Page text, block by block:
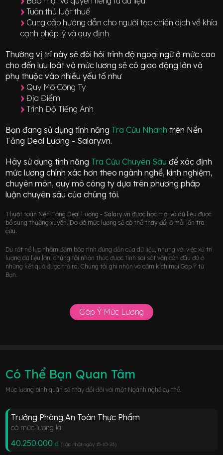
Tuân thủ luật thuế
Cung cấp hướng dẫn cho người tạo chiến dịch về khía
cạnh pháp lý và quy định
Thường vị trí này sẽ đòi hỏi trình độ ngoại ngữ ở mứccao
cho đến lưu loát và mức lương sẽ có giao độnglớn và
phụ thuộc vào nhiều yếu tố như
Quy Mô Công Ty
Địa Điểm
Trình Độ Tiếng Anh
Bạn đang sử dụng tính năng Tra Cứu Nhanh trên Nền
Tảng Deal Lương - Salary.vn.
Hãy sử dụng tính năng Tra Cứu Chuyên Sâuđể xác định
mức lương chính xác hơn theo ngành nghề, kinh nghiệm,
chuyên môn, quy mô công ty dựa trên phương pháp
luận chuyên sâu của chúng tôi.
Thuật toán Nền Tảng Deal Lương - Salary.vn được học mới và dữ liệu được
bổ sung thường xuyên. Do đó mức lương sẽ có thể thay đổi ở mỗi lần tra
cứu.
Dù rất nổ lực nhằm đảm bảo tính đúng đắn của dữ liệu, nhưng với việc xử trí
lượng dữ liệu lớn, chúng tôi nhận thức được tính sai sót vẫn còn đâu đó ở
những kết quả được trả ra. Chúng tôi ghi nhận và cảm kích mọi Góp Ý từ
Bạn.
Góp Ý Mức Lương
Có Thể Bạn Quan Tâm
Mức lương bình quân sẽ thay đổi đối với một Ngành nghề cụ thể.
Trưởng Phòng An Toàn Thực Phẩm
có mức lương là
40.250.000 đ (cập nhật ngày 15-10-23)